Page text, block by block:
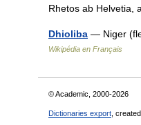
Rhetos ab
Dhioliba — Niger
Wikipédia en Français
© Academic, 2000-2026
Dictionaries export ,